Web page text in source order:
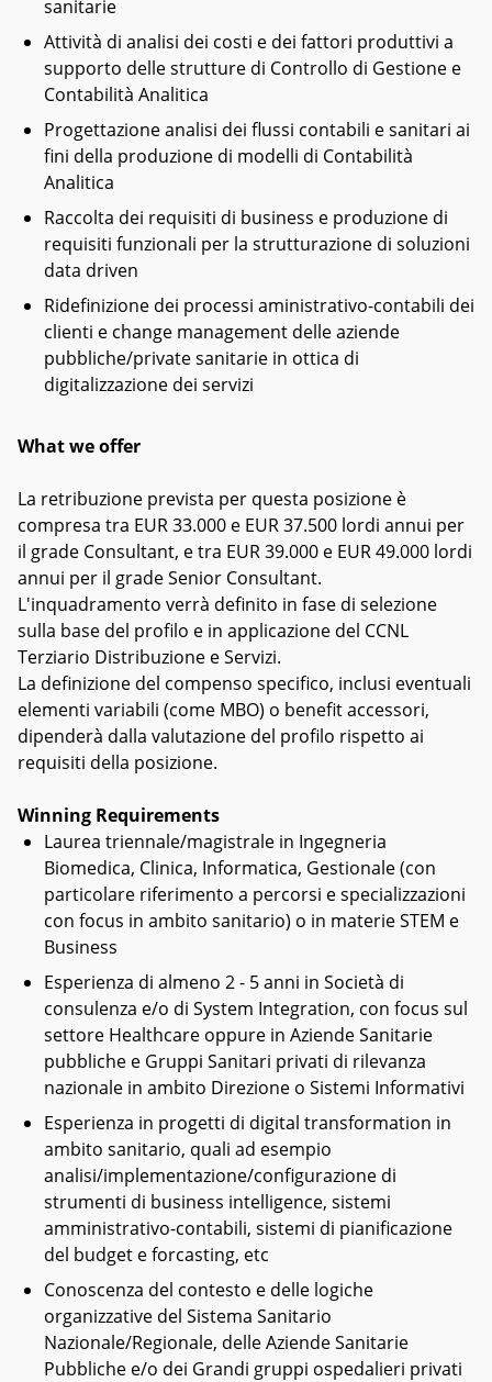
sanitarie
Attività di analisi dei costi e dei fattori produttivi a
supporto delle strutture di Controllo di Gestione e
Contabilità Analitica
Progettazione analisi dei flussi contabili e sanitari ai
fini della produzione di modelli di Contabilità
Analitica
Raccolta dei requisiti di business e produzione di
requisiti funzionali per la strutturazione di soluzioni
data driven
Ridefinizione dei processi aministrativo-contabili dei
clienti e change management delle aziende
pubbliche/private sanitarie in ottica di
digitalizzazione dei servizi
What we offer
La retribuzione prevista per questa posizione è
compresa tra EUR 33.000 e EUR 37.500 lordi annui per
il grade Consultant, e tra EUR 39.000 e EUR 49.000 lordi
annui per il grade Senior Consultant.
L'inquadramento verrà definito in fase di selezione
sulla base del profilo e in applicazione del CCNL
Terziario Distribuzione e Servizi.
La definizione del compenso specifico, inclusi eventuali
elementi variabili (come MBO) o benefit accessori,
dipenderà dalla valutazione del profilo rispetto ai
requisiti della posizione.
Winning Requirements
Laurea triennale/magistrale in Ingegneria
Biomedica, Clinica, Informatica, Gestionale (con
particolare riferimento a percorsi e specializzazioni
con focus in ambito sanitario) o in materie STEM e
Business
Esperienza di almeno 2 - 5 anni in Società di
consulenza e/o di System Integration, con focus sul
settore Healthcare oppure in Aziende Sanitarie
pubbliche e Gruppi Sanitari privati di rilevanza
nazionale in ambito Direzione o Sistemi Informativi
Esperienza in progetti di digital transformation in
ambito sanitario, quali ad esempio
analisi/implementazione/configurazione di
strumenti di business intelligence, sistemi
amministrativo-contabili, sistemi di pianificazione
del budget e forcasting, etc
Conoscenza del contesto e delle logiche
organizzative del Sistema Sanitario
Nazionale/Regionale, delle Aziende Sanitarie
Pubbliche e/o dei Grandi gruppi ospedalieri privati